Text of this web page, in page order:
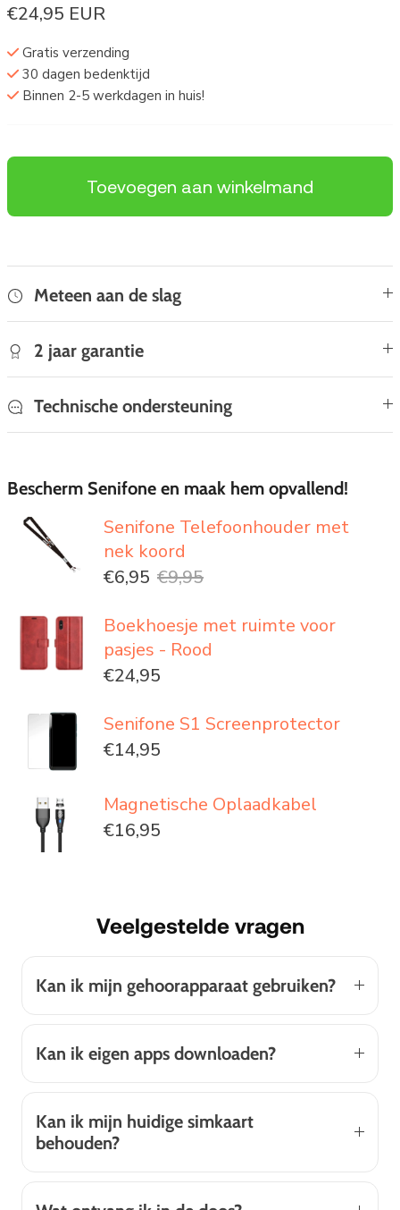
€24,95 EUR
Gratis verzending
30 dagen bedenktijd
Binnen 2-5 werkdagen in huis!
Toevoegen aan winkelmand
Meteen aan de slag
2 jaar garantie
Technische ondersteuning
Bescherm Senifone en maak hem opvallend!
Senifone Telefoonhouder met
nek koord
€6,95 €9,95
Boekhoesje met ruimte voor
pasjes - Rood
€24,95
Senifone S1 Screenprotector
€14,95
Magnetische Oplaadkabel
€16,95
Veelgestelde vragen
Kan ik mijn gehoorapparaat gebruiken?
Kan ik eigen apps downloaden?
Kan ik mijn huidige simkaart
behouden?